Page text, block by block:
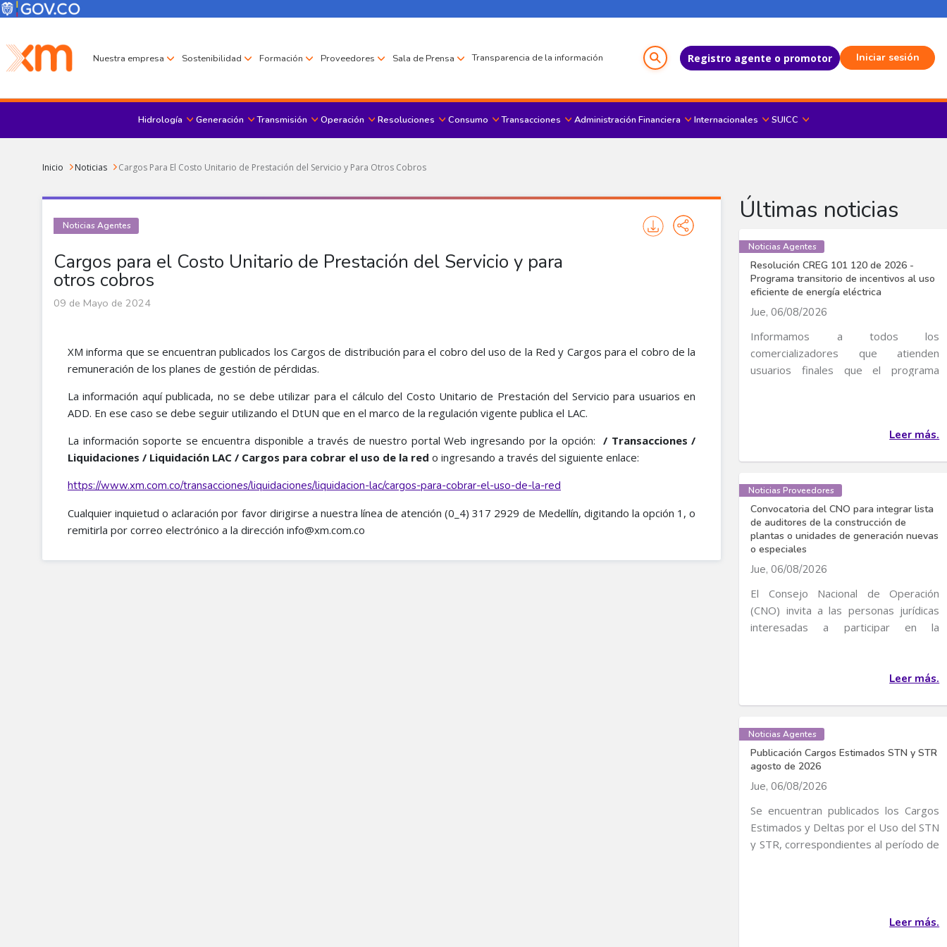
Pasar al contenido principal
Menú Corporativo
Menú de encabezado
Nuestra empresa Sostenibilidad Formación Proveedores Sala de Prensa Transparencia de la información Registro agente o promotor Iniciar sesión
Menu principal
Hidrología Generación Transmisión Operación Resoluciones Consumo Transacciones Administración Financiera Internacionales SUICC
Sobrescribir enlaces de ayuda a la navegación
Inicio Noticias Cargos Para El Costo Unitario de Prestación del Servicio y Para Otros Cobros
Cargos para el Costo Unitario de Prestación del Servicio y para
otros cobros
Noticias Agentes
09 de Mayo de 2024
XM informa que se encuentran publicados los Cargos de distribución para el cobro del uso de la Red y Cargos para el cobro de la
remuneración de los planes de gestión de pérdidas.
La información aquí publicada, no se debe utilizar para el cálculo del Costo Unitario de Prestación del Servicio para usuarios en
ADD. En ese caso se debe seguir utilizando el DtUN que en el marco de la regulación vigente publica el LAC.
La información soporte se encuentra disponible a través de nuestro portal Web ingresando por la opción:/ Transacciones /
Liquidaciones / Liquidación LAC / Cargos para cobrar el uso de la red o ingresando a través del siguiente enlace:
https://www.xm.com.co/transacciones/liquidaciones/liquidacion-lac/cargos-para-cobrar-el-uso-de-la-red
Cualquier inquietud o aclaración por favor dirigirse a nuestra línea de atención (0_4) 317 2929 de Medellín, digitando la opción 1, o
remitirla por correo electrónico a la dirección info@xm.com.co
Últimas noticias
Noticias Agentes
Resolución CREG 101 120 de 2026 -
Programa transitorio de incentivos al uso
eficiente de energía eléctrica
Jue, 06/08/2026
Informamos a todos los
comercializadores que atienden
usuarios finales que el programa
Leer más.
Noticias Proveedores
Convocatoria del CNO para integrar lista
de auditores de la construcción de
plantas o unidades de generación nuevas
o especiales
Jue, 06/08/2026
El Consejo Nacional de Operación
(CNO) invita a las personas jurídicas
interesadas a participar en la
Leer más.
Noticias Agentes
Publicación Cargos Estimados STN y STR
agosto de 2026
Jue, 06/08/2026
Se encuentran publicados los Cargos
Estimados y Deltas por el Uso del STN
y STR, correspondientes al período de
Leer más.